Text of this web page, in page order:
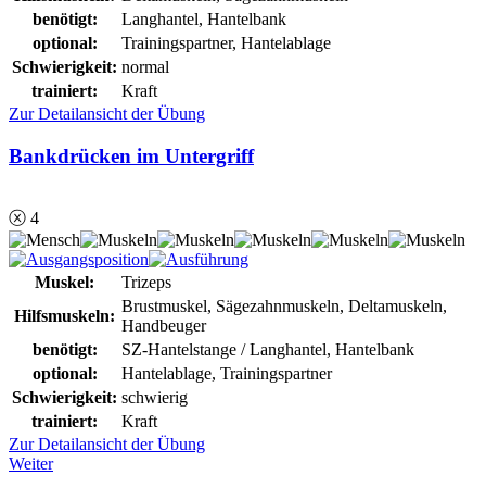
benötigt:
Langhantel, Hantelbank
optional:
Trainingspartner, Hantelablage
Schwierigkeit: normal
trainiert:
Kraft
Zur Detailansicht der Übung
Bankdrücken im Untergriff
ⓧ 4
Muskel:
Trizeps
Hilfsmuskeln:
Brustmuskel, Sägezahnmuskeln, Deltamuskeln,
Handbeuger
benötigt:
SZ-Hantelstange / Langhantel, Hantelbank
optional:
Hantelablage, Trainingspartner
Schwierigkeit: schwierig
trainiert:
Kraft
Zur Detailansicht der Übung
Weiter